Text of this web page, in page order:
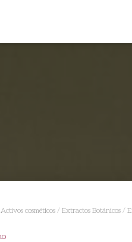
Activos cosméticos / Extractos Botánicos /